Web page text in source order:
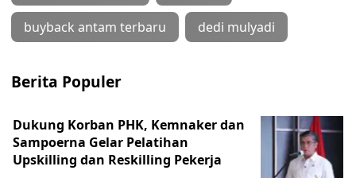
buyback antam terbaru dedi mulyadi
Berita Populer
Dukung Korban PHK, Kemnaker dan
Sampoerna Gelar Pelatihan
Upskilling dan Reskilling Pekerja